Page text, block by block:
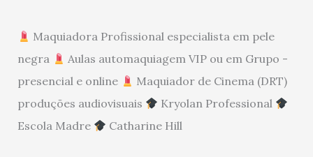
Maquiadora Profissional especialista em pele
negra
Aulas automaquiagem VIP ou em Grupo -
presencial e online
Maquiador de Cinema (DRT)
produções audiovisuais
Kryolan Professional
Escola Madre
Catharine Hill